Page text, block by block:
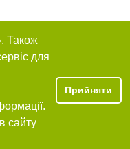
Також
для
сайту
Прийняти